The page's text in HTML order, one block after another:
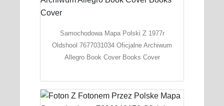
Samochodowa Mapa Polski Z 1977r
Oldshool 7677031034 Oficjalne Archiwum
Allegro Book Cover Books Cover